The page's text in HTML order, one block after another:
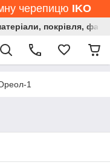
черепицю IKO
покрівля,
1